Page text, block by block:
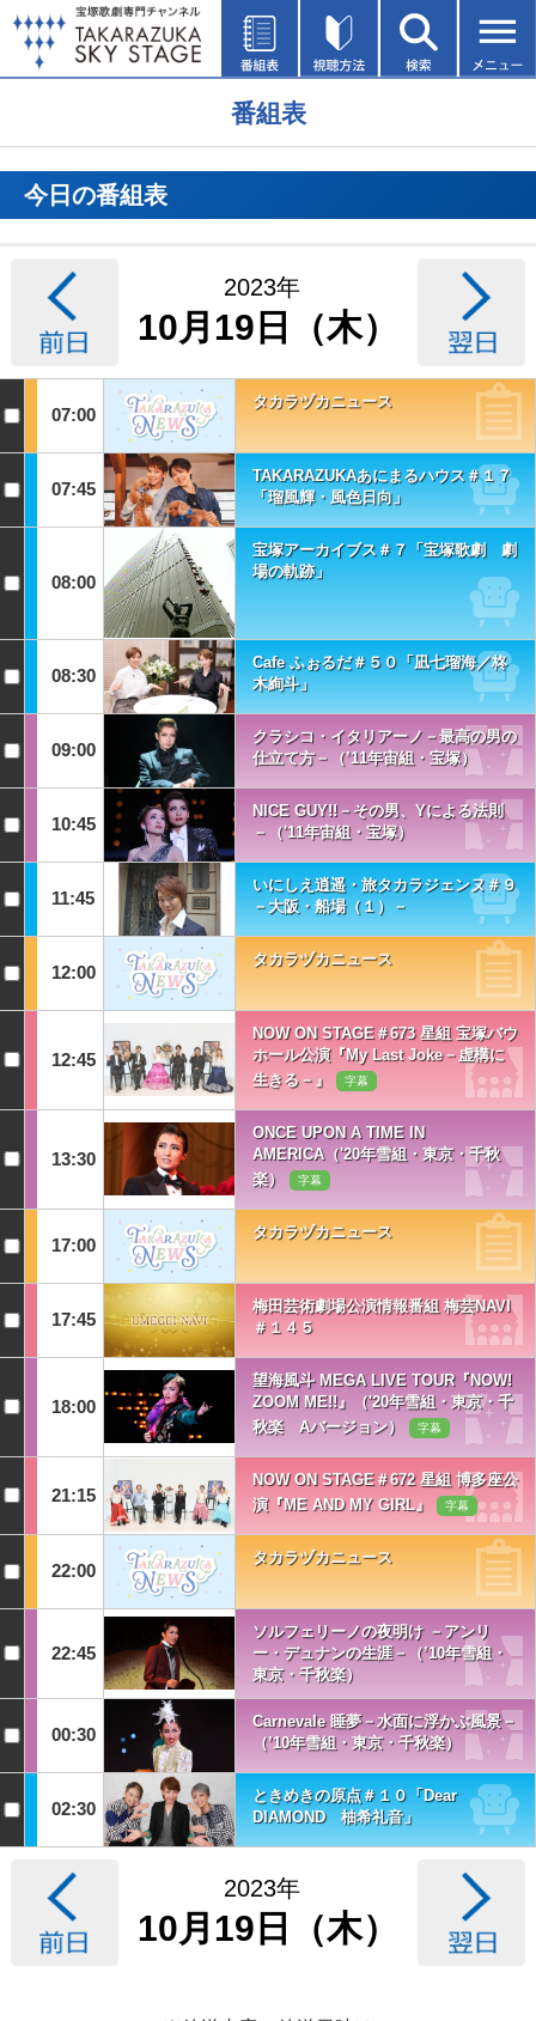
番組表
今日の番組表
2023年
10月19日（木）
07:00
タカラヅカニュース
07:45
TAKARAZUKAあにまるハウス＃１７
「瑠風輝・風色日向」
08:00
宝塚アーカイブス＃７「宝塚歌劇 劇
場の軌跡」
08:30
Cafe ふぉるだ＃５０「凪七瑠海／柊
木絢斗」
09:00
クラシコ・イタリアーノ－最高の男の
仕立て方－（’11年宙組・宝塚）
10:45
NICE GUY!!－その男、Yによる法則
－（'11年宙組・宝塚）
11:45
いにしえ逍遥・旅タカラジェンヌ＃９
－大阪・船場（１）－
12:00
タカラヅカニュース
12:45
NOW ON STAGE＃673 星組 宝塚バウ
ホール公演『My Last Joke－虚構に
生きる－』
字幕
13:30
ONCE UPON A TIME IN
AMERICA（'20年雪組・東京・千秋
楽）
字幕
17:00
タカラヅカニュース
17:45
梅田芸術劇場公演情報番組 梅芸NAVI
＃１４５
18:00
望海風斗 MEGA LIVE TOUR『NOW!
ZOOM ME!!』（'20年雪組・東京・千
秋楽 Aバージョン）
字幕
21:15
NOW ON STAGE＃672 星組 博多座公
演『ME AND MY GIRL』
字幕
22:00
タカラヅカニュース
22:45
ソルフェリーノの夜明け －アンリ
ー・デュナンの生涯－（’10年雪組・
東京・千秋楽）
00:30
Carnevale 睡夢－水面に浮かぶ風景－
（’10年雪組・東京・千秋楽）
02:30
ときめきの原点＃１０「Dear
DIAMOND 柚希礼音」
2023年
10月19日（木）